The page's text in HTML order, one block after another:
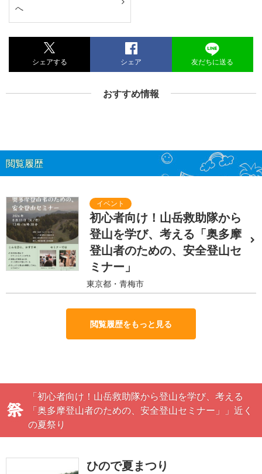
へ
シェアする シェア 友だちに送る
おすすめ情報
閲覧履歴
初心者向け！山岳救助隊から
登山を学び、考える「奥多摩
登山者のための、安全登山セ
ミナー」
東京都・青梅市
閲覧履歴をもっと見る
「初心者向け！山岳救助隊から登山を学び、考える
「奥多摩登山者のための、安全登山セミナー」」近く
の夏祭り
ひので夏まつり